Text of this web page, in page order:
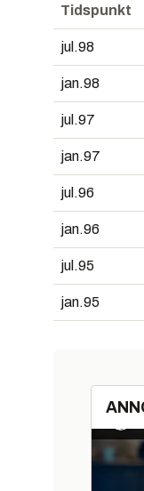
Tidspunkt
jul.98
jan.98
jul.97
jan.97
jul.96
jan.96
jul.95
jan.95